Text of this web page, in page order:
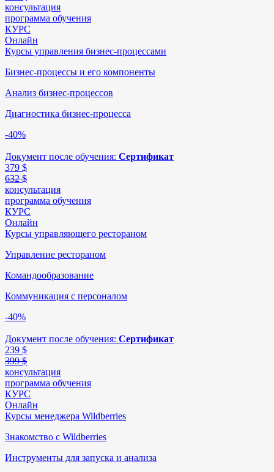
консультация
программа обучения
КУРС
Онлайн
Курсы управления бизнес-процессами
Бизнес-процессы и его компоненты
Анализ бизнес-процессов
Диагностика бизнес-процесса
-40%
Документ после обучения: Сертификат
379 $
632 $
консультация
программа обучения
КУРС
Онлайн
Курсы управляющего рестораном
Управление рестораном
Командообразование
Коммуникация с персоналом
-40%
Документ после обучения: Сертификат
239 $
399 $
консультация
программа обучения
КУРС
Онлайн
Курсы менеджера Wildberries
Знакомство с Wildberries
Инструменты для запуска и анализа